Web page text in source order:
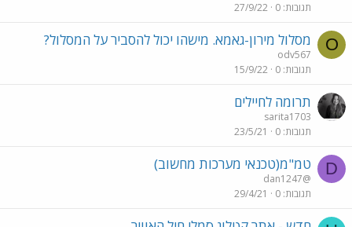
תגובות 0
27/9/22
O מסלול מירון-גאמא. מישהו יכול להסביר על המסלול?
odv567
תגובות 0
15/9/22
תרומה לחיילים
sarita1703
תגובות 0
23/5/21
D טמ"מ(טכנאי מערכות מחשוב)
dan1247@
תגובות 0
29/4/21